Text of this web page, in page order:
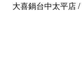
大喜鍋台中太平店/